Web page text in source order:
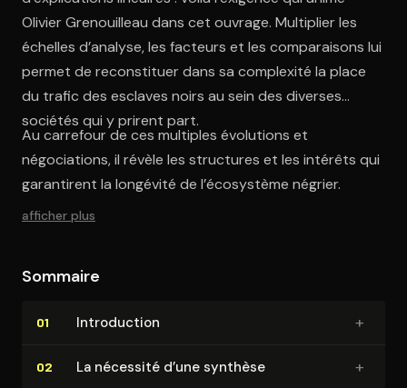
Olivier Grenouilleau dans cet ouvrage. Multiplier les
échelles d’analyse, les facteurs et les comparaisons lui
permet de reconstituer dans sa complexité la place
du trafic des esclaves noirs au sein des diverses
sociétés qui y prirent part.
Au carrefour de ces multiples évolutions et
négociations, il révèle les structures et les intérêts qui
garantirent la longévité de l’écosystème négrier.
afficher plus
Sommaire
01 In­tro­duc­tion +
02 La nécessité d’une synthèse +